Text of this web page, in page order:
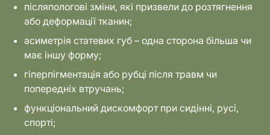
післяпологові зміни, які призвели до розтягнення
або деформації тканин;
асиметрія статевих губ – одна сторона більша чи
має іншу форму;
гіперпігментація або рубці після травм чи
попередніх втручань;
функціональний дискомфорт при сидінні, русі,
спорті;